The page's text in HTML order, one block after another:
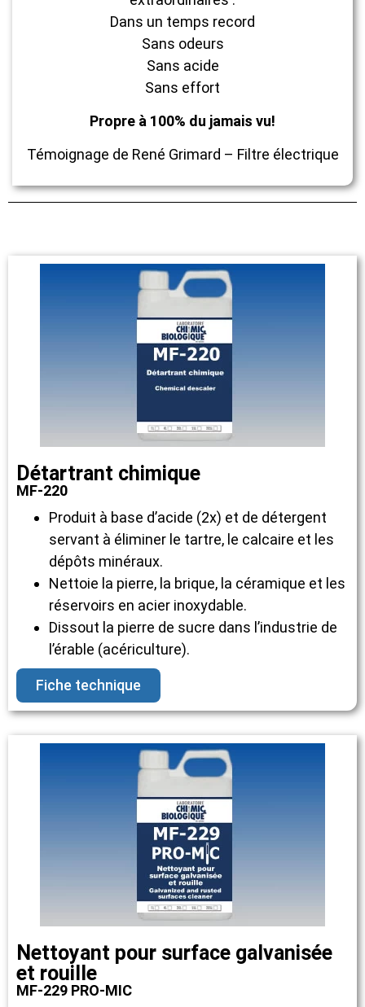
Dans un temps record
Sans odeurs
Sans acide
Sans effort
Propre à 100% du jamais vu!
Témoignage de René Grimard – Filtre électrique
Détartrant chimique
MF-220
Produit à base d’acide (2x) et de détergent
servant à éliminer le tartre, le calcaire et les
dépôts minéraux.
Nettoie la pierre, la brique, la céramique et les
réservoirs en acier inoxydable.
Dissout la pierre de sucre dans l’industrie de
l’érable (acériculture).
Fiche technique
Nettoyant pour surface galvanisée
et rouille
MF-229 PRO-MIC